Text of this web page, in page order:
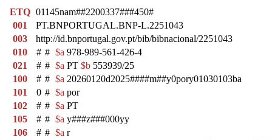
ETQ 01145nam##2200337###450#
001
PT.BNPORTUGAL.BNP-L.2251043
003
http://id.bnportugal.gov.pt/bib/bibnacional/2251043
010
# # $a 978-989-561-426-4
021
# # $a PT $b 553939/25
100
# # $a 20260120d2025####m##y0pory01030103ba
101
0 # $a por
102
# # $a PT
105
# # $a y###z###000yy
106
# # $a r